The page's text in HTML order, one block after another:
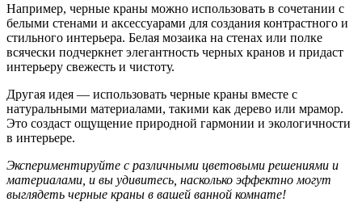
Например, черные краны можно использовать в сочетании с
белыми стенами и аксессуарами для создания контрастного и
стильного интерьера. Белая мозаика на стенах или полке
всячески подчеркнет элегантность черных кранов и придаст
интерьеру свежесть и чистоту.
Другая идея — использовать черные краны вместе с
натуральными материалами, такими как дерево или мрамор.
Это создаст ощущение природной гармонии и экологичности
в интерьере.
Экспериментируйте с различными цветовыми решениями и
материалами, и вы удивитесь, насколько эффектно могут
выглядеть черные краны в вашей ванной комнате!